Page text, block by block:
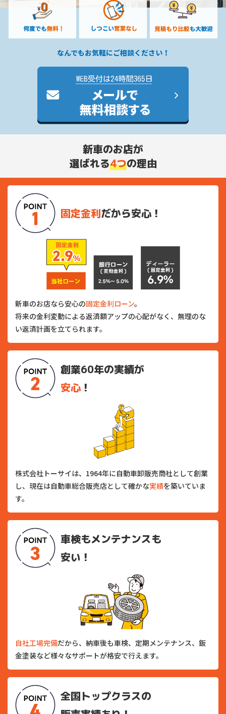
なんでもお気軽にご相談ください！
新車のお店が
選ばれる4つの理由
固定金利だから安心！
新車のお店なら安心の固定金利ローン。
将来の金利変動による返済額アップの心配がなく、無理のな
い返済計画を立てられます。
創業60年の実績が
安心 ！
株式会社トーサイは、1964年に自動車卸販売商社として創業
し、現在は自動車総合販売店として確かな実績を築いていま
す。
車検もメンテナンスも
安い！
自社工場完備だから、納車後も車検、定期メンテナンス、鈑
金塗装など様々なサポートが格安で行えます。
全国トップクラスの